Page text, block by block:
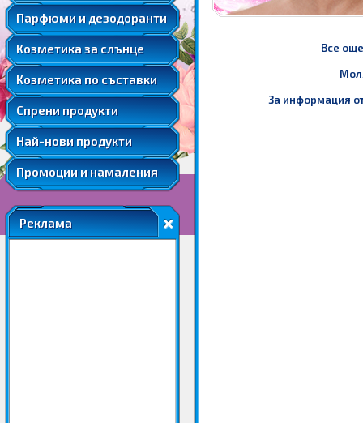
Парфюми и дезодоранти
Подаръчни комплекти парфюми
Козметика за слънце
Слънцезащитна козметика за коса
Соларна козметика
Козметика по съставки
Мента
Розова вода
Розово масло
Ший
Спрени продукти
Козметика за след слънце
Автобронзанти
Слънцезащитна козметика за лице
Слънцезащитна козметика за коса
Соларна козметика
Най-нови продукти
Промоции и намаления
Реклама
Все
За информация